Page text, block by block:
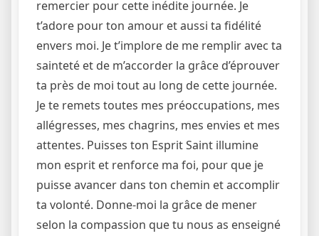
remercier pour cette inédite journée. Je
t’adore pour ton amour et aussi ta fidélité
envers moi. Je t’implore de me remplir avec ta
sainteté et de m’accorder la grâce d’éprouver
ta près de moi tout au long de cette journée.
Je te remets toutes mes préoccupations, mes
allégresses, mes chagrins, mes envies et mes
attentes. Puisses ton Esprit Saint illumine
mon esprit et renforce ma foi, pour que je
puisse avancer dans ton chemin et accomplir
ta volonté. Donne-moi la grâce de mener
selon la compassion que tu nous as enseigné